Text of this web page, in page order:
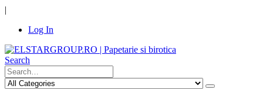
|
Log In
Search